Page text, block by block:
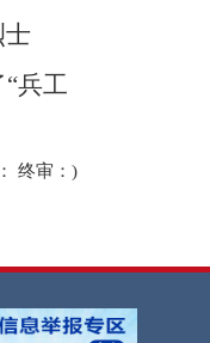
士
兵工
终审：)